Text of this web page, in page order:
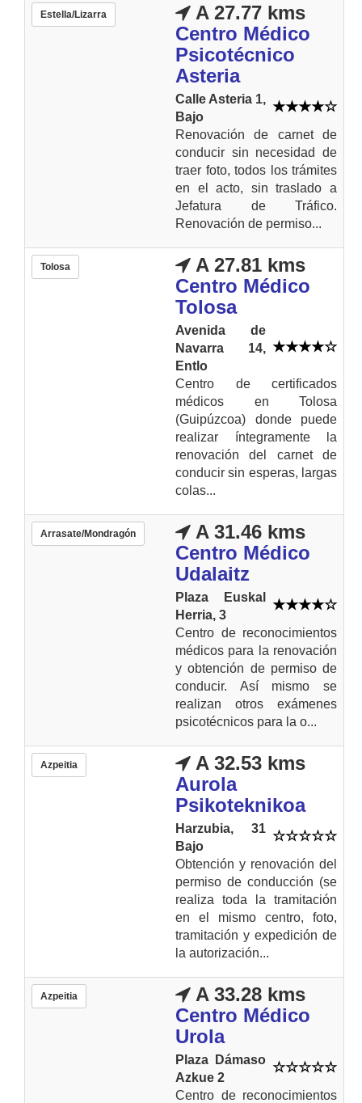
Estella/Lizarra
A 27.77 kms
Centro Médico
Psicotécnico
Asteria
Calle Asteria 1,
Bajo
Renovación de carnet de
conducir sin necesidad de
traer foto, todos los trámites
en el acto, sin traslado a
Jefatura de Tráfico.
Renovación de permiso...
Tolosa
A 27.81 kms
Centro Médico
Tolosa
Avenida de
Navarra 14,
Entlo
Centro de certificados
médicos en Tolosa
(Guipúzcoa) donde puede
realizar íntegramente la
renovación del carnet de
conducir sin esperas, largas
colas...
Arrasate/Mondragón
A 31.46 kms
Centro Médico
Udalaitz
Plaza Euskal
Herria, 3
Centro de reconocimientos
médicos para la renovación
y obtención de permiso de
conducir. Así mismo se
realizan otros exámenes
psicotécnicos para la o...
Azpeitia
A 32.53 kms
Aurola
Psikoteknikoa
Harzubia, 31
Bajo
Obtención y renovación del
permiso de conducción (se
realiza toda la tramitación
en el mismo centro, foto,
tramitación y expedición de
la autorización...
Azpeitia
A 33.28 kms
Centro Médico
Urola
Plaza Dámaso
Azkue 2
Centro de reconocimientos